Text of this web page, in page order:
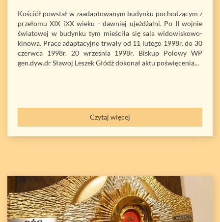
Kościół powstał w zaadaptowanym budynku pochodzącym z
przełomu XIX iXX wieku - dawniej ujeżdżalni. Po II wojnie
światowej w budynku tym mieściła się sala widowiskowo-
kinowa. Prace adaptacyjne trwały od 11 lutego 1998r. do 30
czerwca 1998r. 20 września 1998r. Biskup Polowy WP
gen.dyw.dr Sławoj Leszek Głódź dokonał aktu poświęcenia...
Czytaj więcej